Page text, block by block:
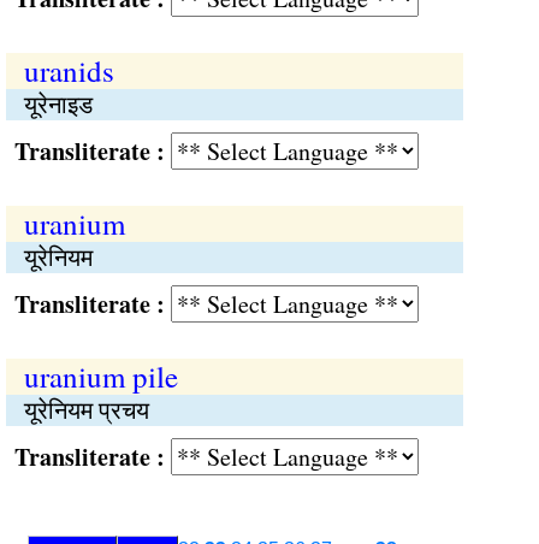
uranids
यूरेनाइड
:
uranium
यूरेनियम
:
uranium pile
यूरेनियम प्रचय
: